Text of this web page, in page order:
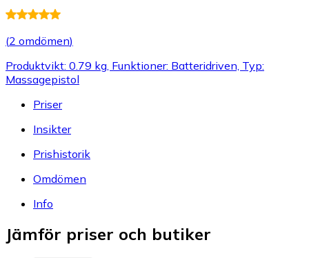
(2 omdömen)
Produktvikt: 0.79 kg, Funktioner: Batteridriven, Typ:
Massagepistol
Priser
Insikter
Prishistorik
Omdömen
Info
Jämför priser och butiker